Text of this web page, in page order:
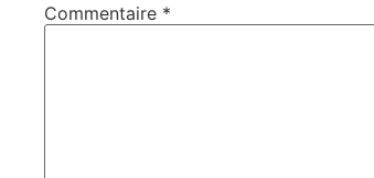
Commentaire *